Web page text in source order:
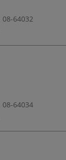
08-64032
08-64034